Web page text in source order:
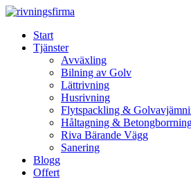
Skip
contentStart
Tjänster
Avväxling
Bilning av Golv
Lättrivning
Husrivning
Flytspackling &
Håltagning &
Riva Bärande Vägg
Sanering
Blogg
Offert